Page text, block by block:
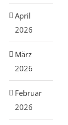
April
2026
März
2026
Februar
2026